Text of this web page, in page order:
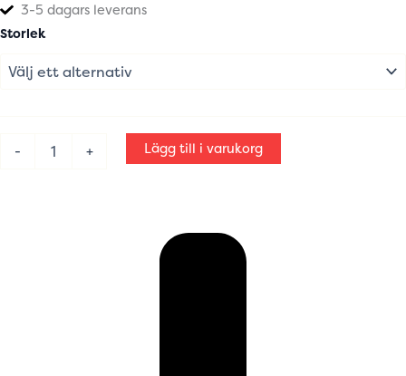
3-5 dagars leverans
Storlek
-
Herrskjorta
jalopy`s
rockabilly
+ Lägg till i varukorg